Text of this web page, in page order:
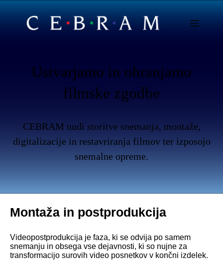
Ustvarjamo in ohranjamo
filmske zgodbe
CEBRAM nudi storitve snemanja, montaže,
digitalizacije in restavriranja filmov ter izposojo
snemalne opreme.
Montaža in postprodukcija
Videopostprodukcija je faza, ki se odvija po samem
snemanju in obsega vse dejavnosti, ki so nujne za
transformacijo surovih video posnetkov v končni izdelek.